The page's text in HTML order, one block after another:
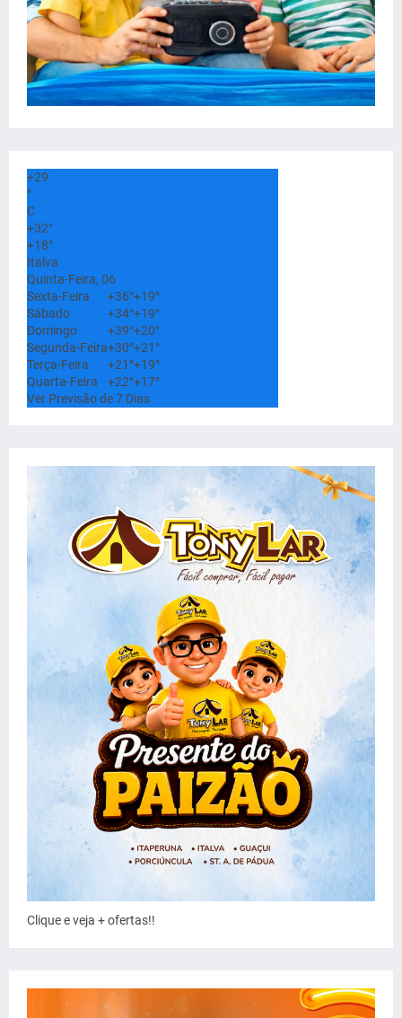
+29
°
C
+32°
+18°
Italva
Quinta-Feira, 06
Sexta-Feira
+36°+19°
Sábado
+34°+19°
Domingo
+39°+20°
Segunda-Feira+30°+21°
Terça-Feira
+21°+19°
Quarta-Feira
+22°+17°
Ver Previsão de 7 Dias
Clique e veja + ofertas!!